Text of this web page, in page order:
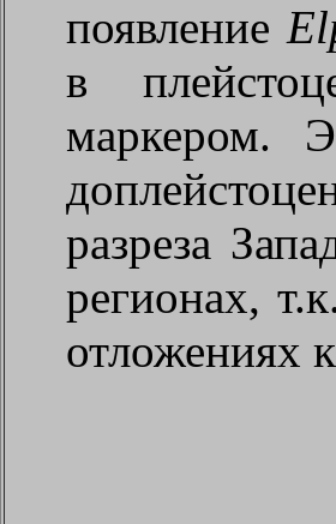
появление
в
маркером.
разреза
регионах,
отложениях